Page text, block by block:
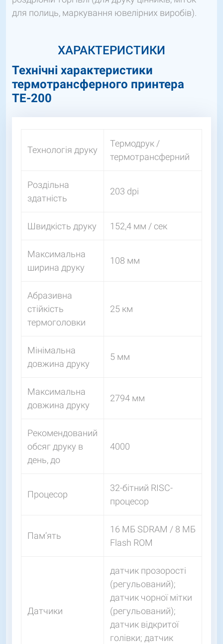
для полиць, маркування ювелірних виробів).
ХАРАКТЕРИСТИКИ
Технічні характеристики
термотрансферного принтера
ТЕ-200
Технологія друку
Термодрук /
термотрансферний
Роздільна
здатність
203 dpi
Швидкість друку 152,4 мм / сек
Максимальна
ширина друку
108 мм
Абразивна
стійкість
термоголовки
25 км
Мінімальна
довжина друку
5 мм
Максимальна
довжина друку
2794 мм
Рекомендований
обсяг друку в
день, до
4000
Процесор
32-бітний RISC-
процесор
Пам’ять
16 МБ SDRAM / 8 МБ
Flash ROM
Датчики
датчик прозорості
(регульований);
датчик чорної мітки
(регульований);
датчик відкритої
голівки; датчик